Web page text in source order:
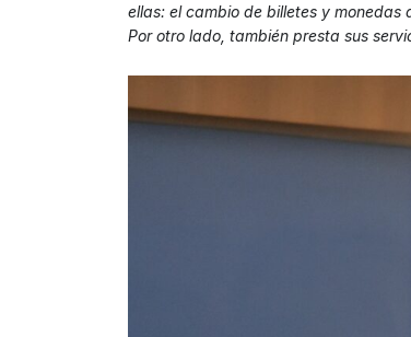
ellas: el cambio de billetes y
Por otro lado, también presta sus